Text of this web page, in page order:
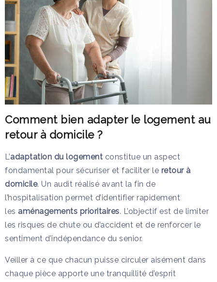
Comment bien adapter le logement au
retour à domicile ?
L’adaptation du logement constitue un aspect
fondamental pour sécuriser et faciliter le retour à
domicile. Un audit réalisé avant la fin de
l’hospitalisation permet d’identifier rapidement
les aménagements prioritaires. L’objectif est de limiter
les risques de chute ou d’accident et de renforcer le
sentiment d’indépendance du senior.
Veiller à ce que chacun puisse circuler aisément dans
chaque pièce apporte une tranquillité d’esprit